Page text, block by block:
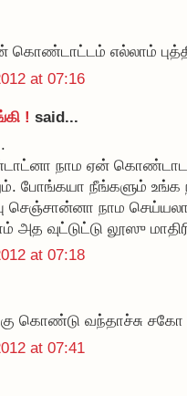
கொண்டாட்டம் எல்லாம்
at 07:16
! said...
நாம ஏன்
போங்கயா நீங்களும் உங்க
செஞ்சான்னா நாம
வுட்டுட்டு லூஸு
at 07:18
கொண்டு வந்தாச்சு
at 07:41